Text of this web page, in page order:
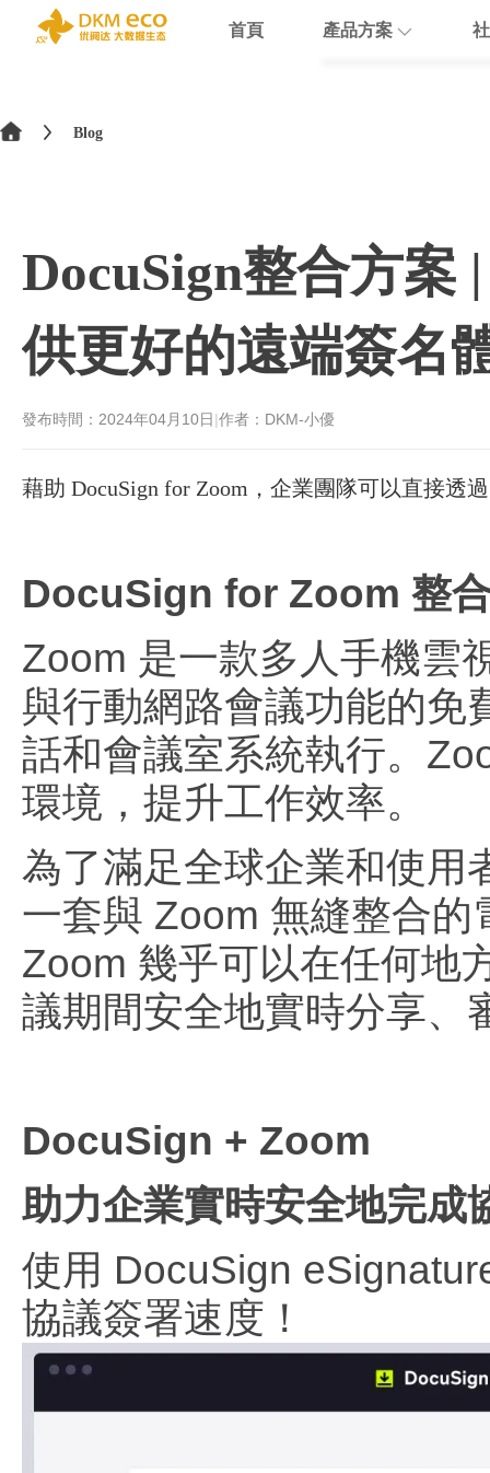
首頁 產品方案
Nextcloud
Sumsub
简体中文Blog
DocuSign整合方案
供更好的遠端簽名
發布時間： 2024年04月10日 |作者：DKM-小優
藉助 DocuSign for Zoom，企業團隊可以直接透
DocuSign for Zoom 整
Zoom 是一款多人手機雲
與行動網路會議功能的免
話和會議室系統執行。
環境，提升工作效率。
為了滿足全球企業和使用
一套與 Zoom 無縫整合
Zoom 幾乎可以在任何地
議期間安全地實時分享、
DocuSign + Zoom
助力企業實時安全地完成
使用 DocuSign
協議簽署速度！